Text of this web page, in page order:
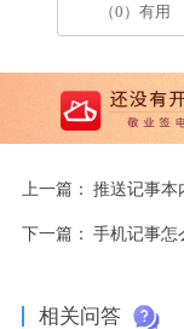
（0）有用
上一篇： 推送记事本
下一篇： 手机记事怎
相关问答